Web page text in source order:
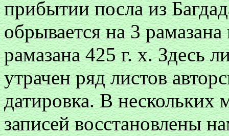
прибытии посла из
обрывается на 3
рамазана 425 г. х. Здесь
утрачен ряд листов
датировка. В нескольких
записей восстановлены